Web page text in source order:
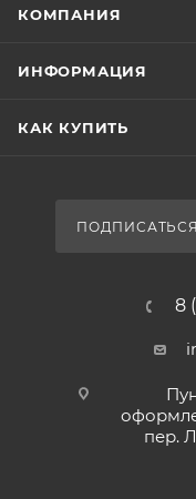
КОМПАНИЯ
ИНФОРМАЦИЯ
КАК КУПИТЬ
8
пер.